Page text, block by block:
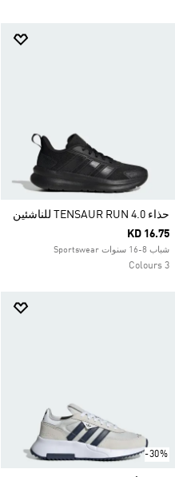
حذاء TENSAUR RUN 4.0 للناشئين
KD 16.75
شباب 8-16 سنوات Sportswear
3 Colours
-30%